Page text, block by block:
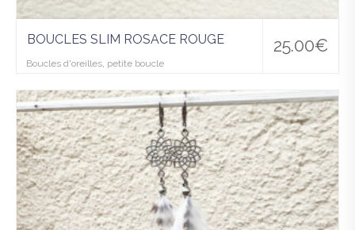
25.00€
BOUCLES SLIM ROSACE ROUGE
Boucles d'oreilles, petite boucle
Ajo
uter
à la
wis
hlist